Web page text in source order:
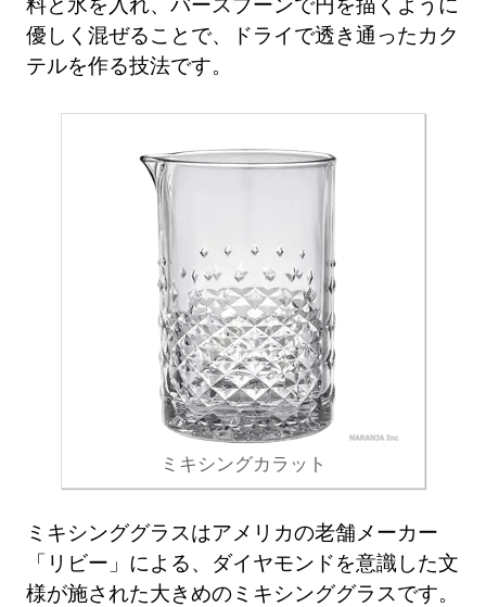
優しく混ぜることで、ドライで透き通ったカク
テルを作る技法です。
ミキシングカラット
ミキシンググラスはアメリカの老舗メーカー
「リビー」による、ダイヤモンドを意識した文
様が施された大きめのミキシンググラスです。